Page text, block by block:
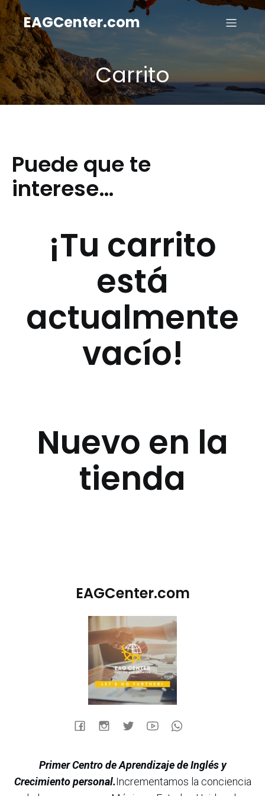
EAGCenter.com
Carrito
Puede que te
interese…
¡Tu carrito
está
actualmente
vacío!
Nuevo en la
tienda
EAGCenter.com
Primer Centro de Aprendizaje de Inglés y
Crecimiento personal.Incrementamos la conciencia